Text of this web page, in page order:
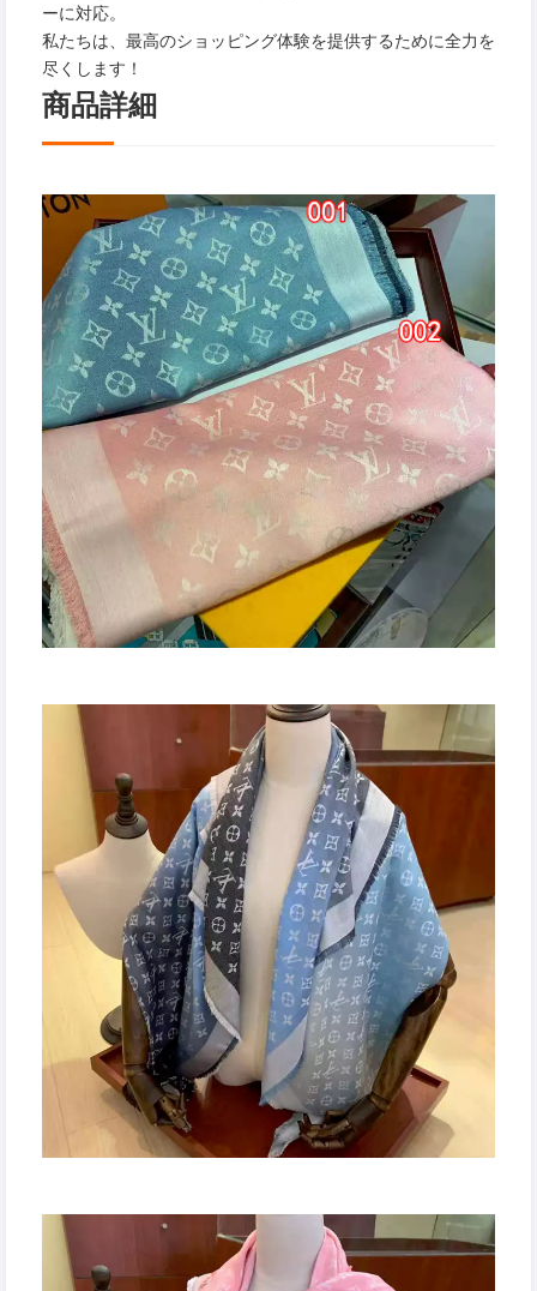
ーに対応。
私たちは、最高のショッピング体験を提供するために全力を
尽くします！
商品詳細